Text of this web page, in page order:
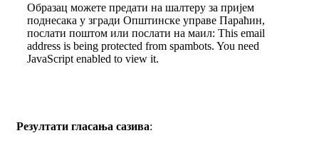
Образац можете предати на шалтеру за пријем
поднесака у згради Општинске управе Параћин,
послати поштом или послати на маил: This email
address is being protected from spambots. You need
JavaScript enabled to view it.
Резултати гласања сазива: